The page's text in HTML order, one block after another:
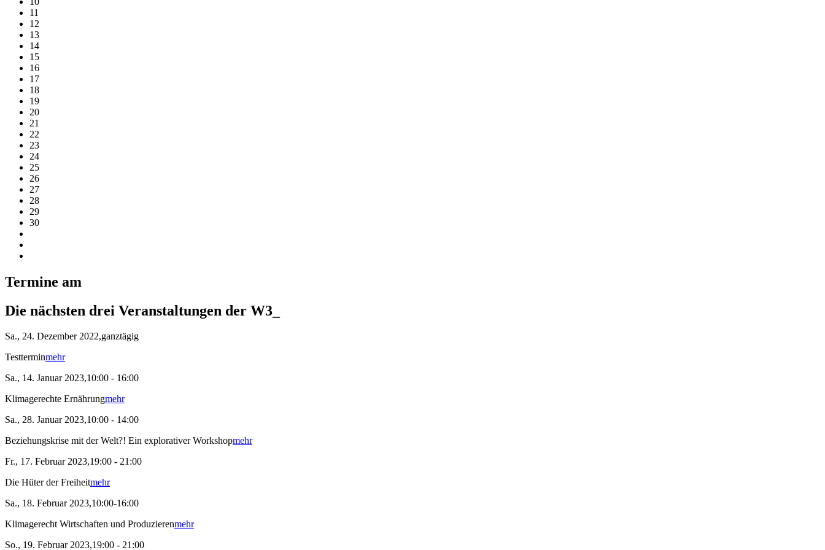
11
12
13
14
15
16
17
18
19
20
21
22
23
24
25
26
27
28
29
30
Termine am
Die nächsten drei Veranstaltungen der W3_
Sa., 24. Dezember 2022,ganztägig
Testterminmehr
Sa., 14. Januar 2023,10:00 - 16:00
Klimagerechte Ernährungmehr
Sa., 28. Januar 2023,10:00 - 14:00
Beziehungskrise mit der Welt?! Ein explorativer Workshopmehr
Fr., 17. Februar 2023,19:00 - 21:00
Die Hüter der Freiheitmehr
Sa., 18. Februar 2023,10:00-16:00
Klimagerecht Wirtschaften und Produzierenmehr
So., 19. Februar 2023,19:00 - 21:00